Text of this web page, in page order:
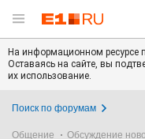
На информационном ресурсе
Оставаясь на сайте, вы
их использование.
Поиск по форумам
Общение Обсуждение